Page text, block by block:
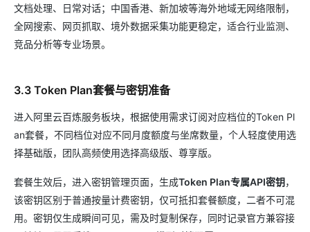
文档处理、日常对话；中国香港、新加坡等海外地域无网络限制，
全网搜索、网页抓取、境外数据采集功能更稳定，适合行业监测、
竞品分析等专业场景。
3.3 Token Plan套餐与密钥准备
进入阿里云百炼服务板块，根据使用需求订阅对应档位的Token Pl
an套餐，不同档位对应不同月度额度与坐席数量，个人轻度使用选
择基础版，团队高频使用选择高级版、尊享版。
套餐生效后，进入密钥管理页面，生成Token Plan专属API密钥，
该密钥区别于普通按量计费密钥，仅可抵扣套餐额度，二者不可混
用。密钥仅生成瞬间可见，需及时复制保存，同时记录官方兼容接